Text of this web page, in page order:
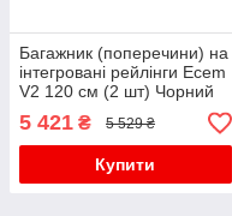
Багажник (поперечини) на
інтегровані рейлінги Ecem
V2 120 см (2 шт) Чорний
для бмв X2 F39 2018-2023
рр
5 421 ₴ 5 529 ₴
Купити